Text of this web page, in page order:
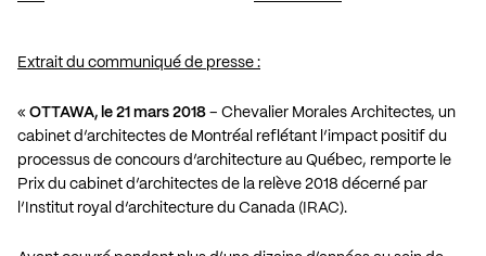
Extrait du communiqué de presse :
« OTTAWA, le 21 mars 2018 – Chevalier Morales Architectes, un
cabinet d’architectes de Montréal reflétant l’impact positif du
processus de concours d’architecture au Québec, remporte le
Prix du cabinet d’architectes de la relève 2018 décerné par
l’Institut royal d’architecture du Canada (IRAC).